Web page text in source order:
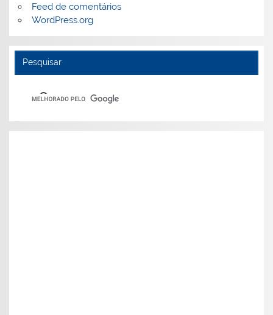
Feed de comentários
WordPress.org
Pesquisar